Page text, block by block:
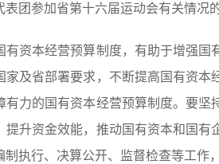
表团参加省第十六届运动会有关情况
本经营预算制度，有助于增强国
家及省部署要求，不断提高国有资
有力的国有资本经营预算制度。要
提升资金效能，推动国有资本和国
制执行、决算公开、监督检查等工作